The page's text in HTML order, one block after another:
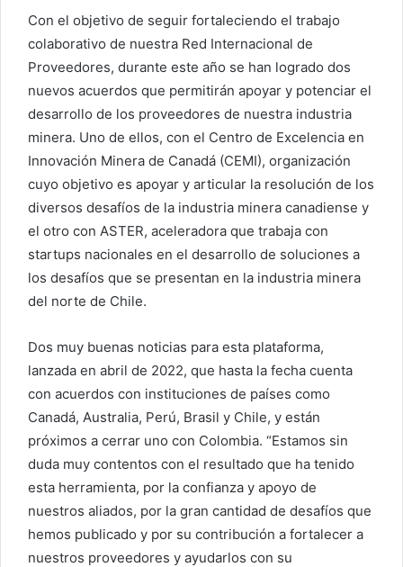
Con el objetivo de seguir fortaleciendo el trabajo
colaborativo de nuestra Red Internacional de
Proveedores, durante este año se han logrado dos
nuevos acuerdos que permitirán apoyar y potenciar el
desarrollo de los proveedores de nuestra industria
minera. Uno de ellos, con el Centro de Excelencia en
Innovación Minera de Canadá (CEMI), organización
cuyo objetivo es apoyar y articular la resolución de los
diversos desafíos de la industria minera canadiense y
el otro con ASTER, aceleradora que trabaja con
startups nacionales en el desarrollo de soluciones a
los desafíos que se presentan en la industria minera
del norte de Chile.
Dos muy buenas noticias para esta plataforma,
lanzada en abril de 2022, que hasta la fecha cuenta
con acuerdos con instituciones de países como
Canadá, Australia, Perú, Brasil y Chile, y están
próximos a cerrar uno con Colombia. “Estamos sin
duda muy contentos con el resultado que ha tenido
esta herramienta, por la confianza y apoyo de
nuestros aliados, por la gran cantidad de desafíos que
hemos publicado y por su contribución a fortalecer a
nuestros proveedores y ayudarlos con su